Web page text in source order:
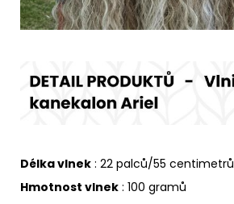
Délka vlnek : 22 palců/55 centimetrů
Hmotnost vlnek : 100 gramů